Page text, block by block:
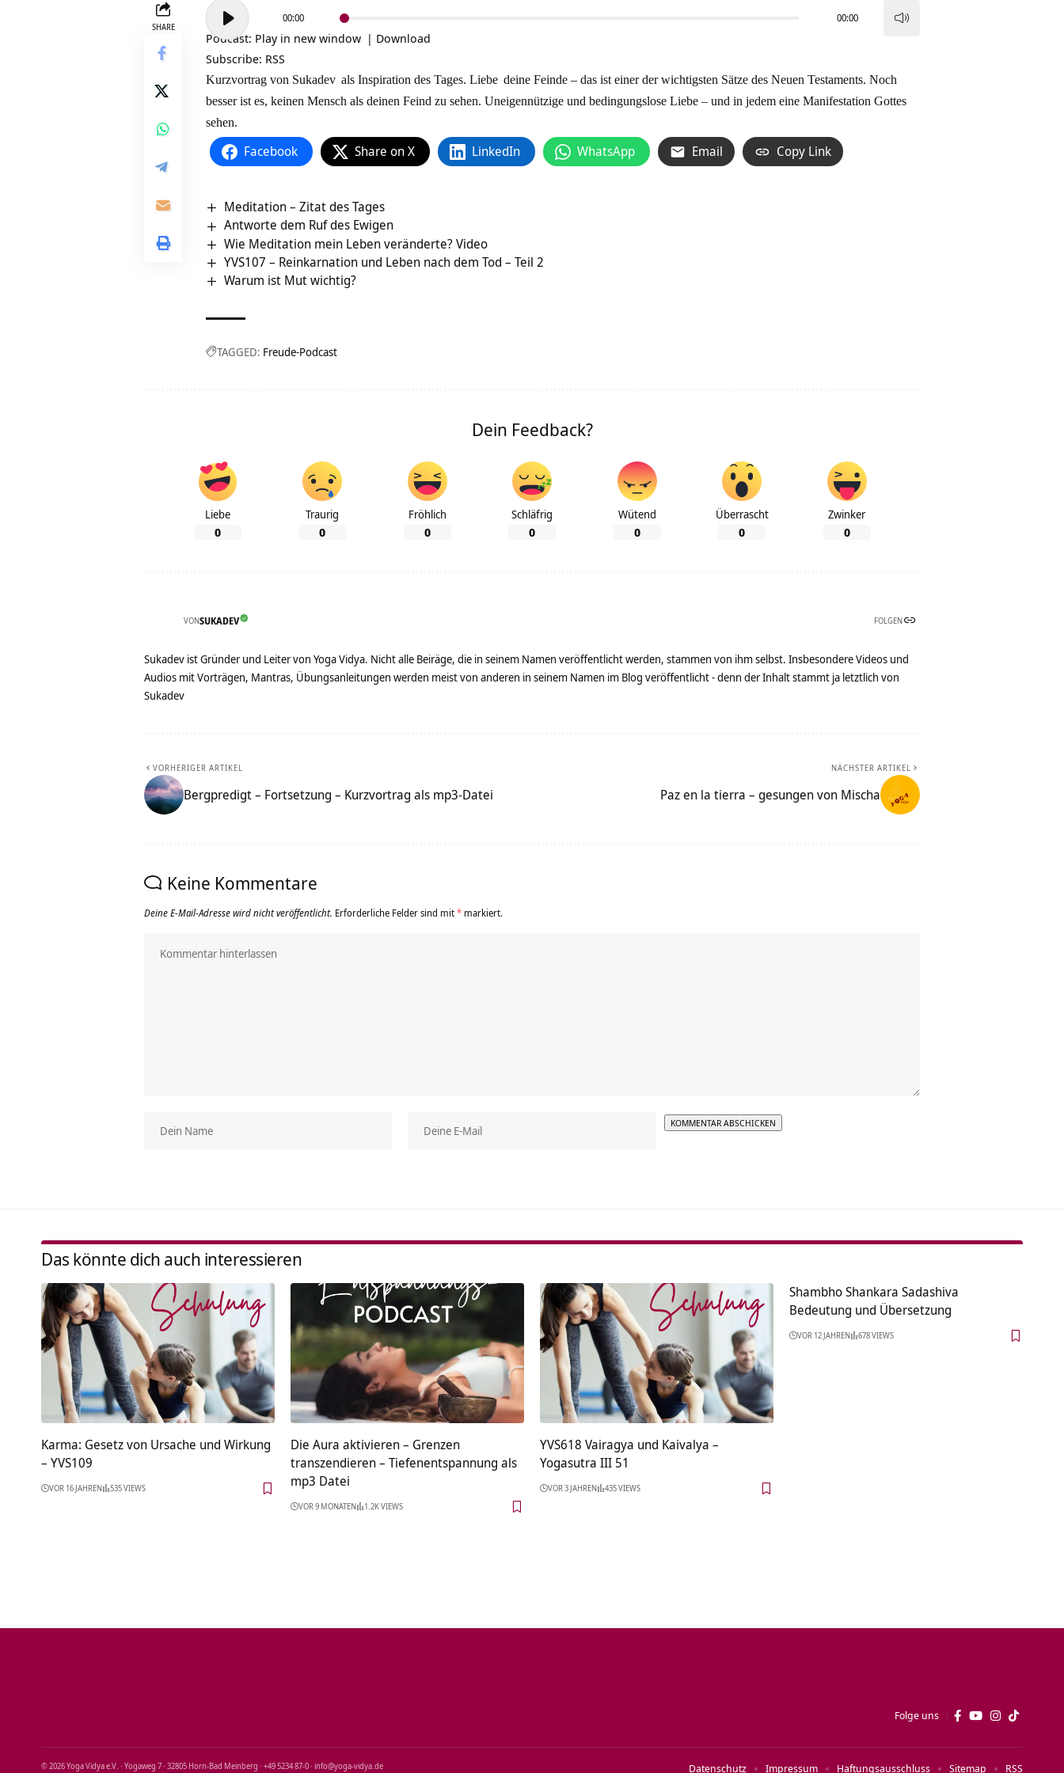
SHARE
Audio-
Player
00:00 00:00
Podcast: Play in new window | Download
Subscribe: RSS
Kurzvortrag von Sukadev als Inspiration des Tages.Liebe deine Feinde – das ist einer der wichtigsten Sätze des Neuen Testaments. Noch
besser ist es, keinen Mensch als deinen Feind zu sehen. Uneigennützige und bedingungslose Liebe – und in jedem eine Manifestation Gottes
sehen.
Facebook Share on X LinkedIn WhatsApp Email Copy Link
Meditation – Zitat des Tages
Antworte dem Ruf des Ewigen
Wie Meditation mein Leben veränderte? Video
YVS107 – Reinkarnation und Leben nach dem Tod – Teil 2
Warum ist Mut wichtig?
TAGGED: Freude-Podcast
Dein Feedback?
Liebe
0
Traurig
0
Fröhlich
0
Schläfrig
0
Wütend
0
Überrascht
0
Zwinker
0
VONSUKADEV FOLGEN
Sukadev ist Gründer und Leiter von Yoga Vidya. Nicht alle Beiräge, die in seinem Namen veröffentlicht werden, stammen von ihm selbst. Insbesondere Videos und
Audios mit Vorträgen, Mantras, Übungsanleitungen werden meist von anderen in seinem Namen im Blog veröffentlicht - denn der Inhalt stammt ja letztlich von
Sukadev
VORHERIGER ARTIKEL
Bergpredigt – Fortsetzung – Kurzvortrag als mp3-Datei
NÄCHSTER ARTIKEL
Paz en la tierra – gesungen von Mischa
Keine Kommentare
Deine E-Mail-Adresse wird nicht veröffentlicht. Erforderliche Felder sind mit* markiert.
Das könnte dich auch interessieren
Karma: Gesetz von Ursache und Wirkung
– YVS109
VOR 16 JAHREN 535 VIEWS
Die Aura aktivieren – Grenzen
transzendieren – Tiefenentspannung als
mp3 Datei
VOR 9 MONATEN 1.2K VIEWS
YVS618 Vairagya und Kaivalya –
Yogasutra III 51
VOR 3 JAHREN 435 VIEWS
Shambho Shankara Sadashiva
Bedeutung und Übersetzung
VOR 12 JAHREN 678 VIEWS
Folge uns
© 2026 Yoga Vidya e.V. · Yogaweg 7 · 32805 Horn‑Bad Meinberg · +49 5234 87‑0 · info@yoga‑vidya.de Datenschutz Impressum Haftungsausschluss Sitemap RSS